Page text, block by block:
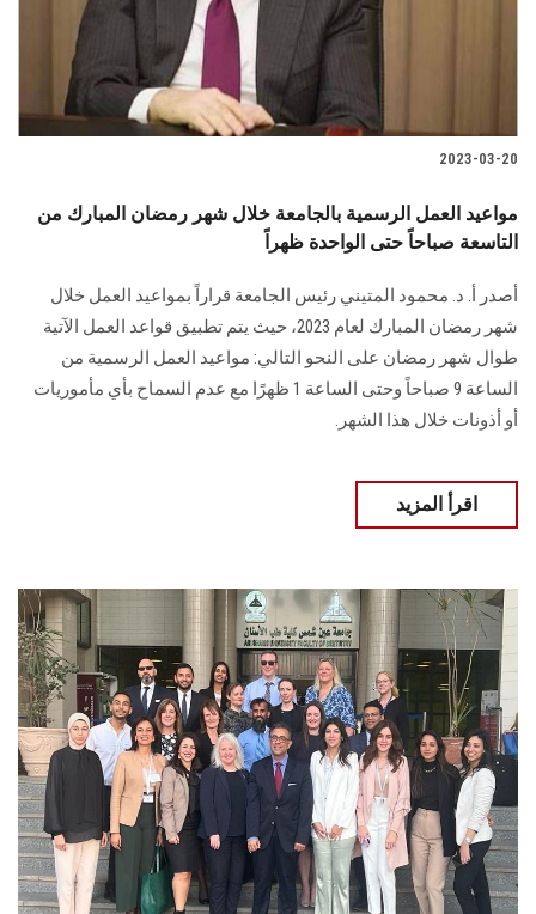
2023-03-20
مواعيد العمل الرسمية بالجامعة خلال شهر رمضان المبارك من
التاسعة صباحاً حتى الواحدة ظهراً
أصدر أ. د. محمود المتيني رئيس الجامعة قراراً بمواعيد العمل خلال
شهر رمضان المبارك لعام 2023، حيث يتم تطبيق قواعد العمل الآتية
طوال شهر رمضان على النحو التالي: مواعيد العمل الرسمية من
الساعة 9 صباحاً وحتى الساعة 1 ظهرًا مع عدم السماح بأي مأموريات
أو أذونات خلال هذا الشهر.
اقرأ المزيد